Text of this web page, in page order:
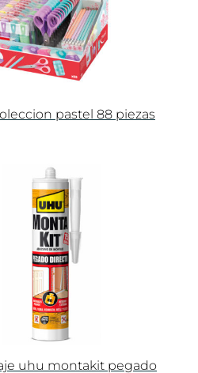
pastel 88 piezas
uhu montakit pegado